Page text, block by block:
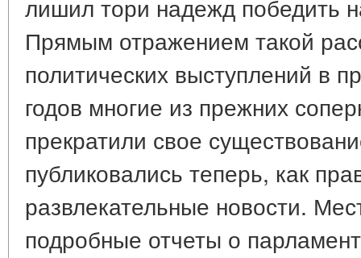
лишил тори надежд победить
Прямым отражением такой
политических выступлений в
годов многие из прежних
прекратили свое
публиковались теперь, как
развлекательные новости.
подробные отчеты о